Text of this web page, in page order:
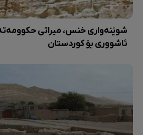
شوێنەواری خنس، میراتی
ئاشووری بۆ کوردستان